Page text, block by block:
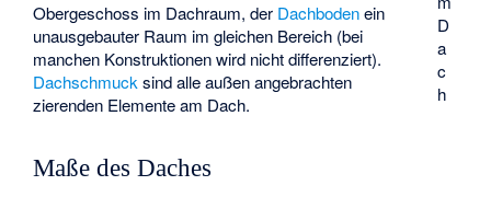
D
a
c
h
Obergeschoss im Dachraum, der Dachbodenein
unausgebauter Raum im gleichen Bereich (bei
manchen Konstruktionen wird nicht differenziert).
Dachschmuck sind alle außen angebrachten
zierenden Elemente am Dach.
Maße des Daches